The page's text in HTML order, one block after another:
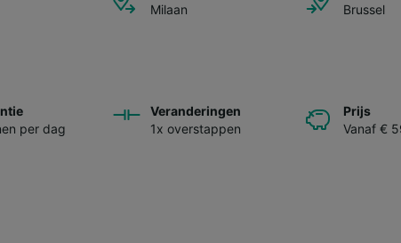
Milaan
Brussel
per dag
Veranderingen
1x overstappen
Prijs
Vanaf €